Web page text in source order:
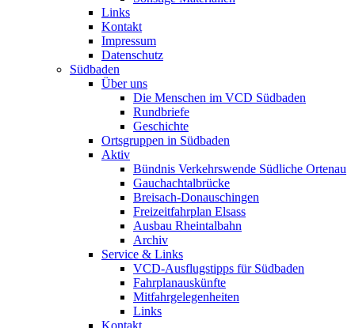
Links
Kontakt
Impressum
Datenschutz
Südbaden
Über uns
Die Menschen im VCD Südbaden
Rundbriefe
Geschichte
Ortsgruppen in Südbaden
Aktiv
Bündnis Verkehrswende Südliche Ortenau
Gauchachtalbrücke
Breisach-Donauschingen
Freizeitfahrplan Elsass
Ausbau Rheintalbahn
Archiv
Service & Links
VCD-Ausflugstipps für Südbaden
Fahrplanauskünfte
Mitfahrgelegenheiten
Links
Kontakt